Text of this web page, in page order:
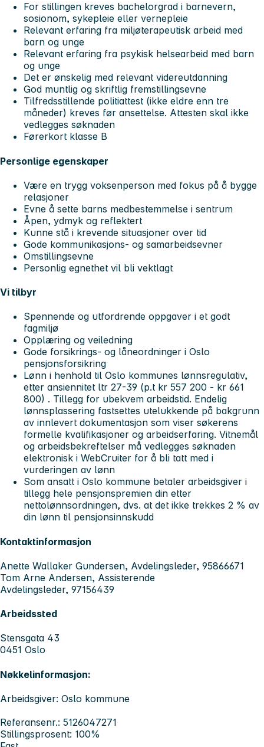
For stillingen kreves bachelorgrad i barnevern,
sosionom, sykepleie eller vernepleie
Relevant erfaring fra miljøterapeutisk arbeid med
barn og unge
Relevant erfaring fra psykisk helsearbeid med barn
og unge
Det er ønskelig med relevant videreutdanning
God muntlig og skriftlig fremstillingsevne
Tilfredsstillende politiattest (ikke eldre enn tre
måneder) kreves før ansettelse. Attesten skal ikke
vedlegges søknaden
Førerkort klasse B
Personlige egenskaper
Være en trygg voksenperson med fokus på å bygge
relasjoner
Evne å sette barns medbestemmelse i sentrum
Åpen, ydmyk og reflektert
Kunne stå i krevende situasjoner over tid
Gode kommunikasjons- og samarbeidsevner
Omstillingsevne
Personlig egnethet vil bli vektlagt
Vi tilbyr
Spennende og utfordrende oppgaver i et godt
fagmiljø
Opplæring og veiledning
Gode forsikrings- og låneordninger i Oslo
pensjonsforsikring
Lønn i henhold til Oslo kommunes lønnsregulativ,
etter ansiennitet ltr 27-39 (p.t kr 557 200 - kr 661
800) . Tillegg for ubekvem arbeidstid. Endelig
lønnsplassering fastsettes utelukkende på bakgrunn
av innlevert dokumentasjon som viser søkerens
formelle kvalifikasjoner og arbeidserfaring. Vitnemål
og arbeidsbekreftelser må vedlegges søknaden
elektronisk i WebCruiter for å bli tatt med i
vurderingen av lønn
Som ansatt i Oslo kommune betaler arbeidsgiver i
tillegg hele pensjonspremien din etter
nettolønnsordningen, dvs. at det ikke trekkes 2 % av
din lønn til pensjonsinnskudd
Kontaktinformasjon
Anette Wallaker Gundersen, Avdelingsleder, 95866671
Tom Arne Andersen, Assisterende
Avdelingsleder, 97156439
Arbeidssted
Stensgata 43
0451 Oslo
Nøkkelinformasjon:
Arbeidsgiver: Oslo kommune
Referansenr.: 5126047271
Stillingsprosent: 100%